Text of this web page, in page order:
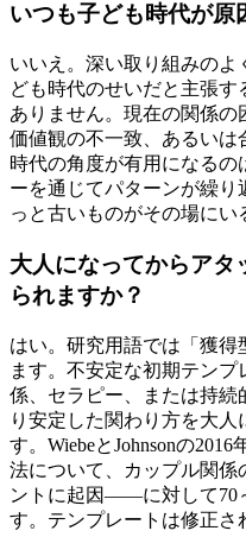
いつも子ども時代が原
いいえ。深い取り組みの
ども時代のせいだと主張
ありません。現在の関係の
価値観の不一致、あるいは
時代の角度が有用になる
ーを通じてパターンが繰
っと古いものがその場にい
大人になってからアタ
られますか？
はい。研究用語では「獲
ます。不安定な初期テン
係、セラピー、または持続
り安定した関わり方を大
す。WiebeとJohnsonの
法について、カップル関
ントに起因——に対して70
す。テンプレートは修正さ